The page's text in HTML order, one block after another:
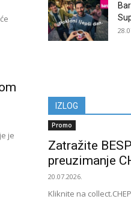
je
IZLOG
Promo
Zatražite
preuzimanje
20.07.2026.
Kliknite na